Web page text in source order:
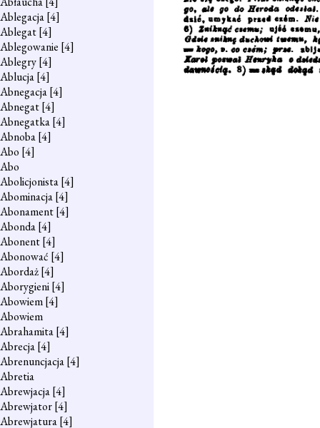
Ablegacja[4]
Ablegat[4]
Ablegowanie [4]
Ablegry[4]
Ablucja[4]
Abnegacja[4]
Abnegat[4]
Abnegatka[4]
Abnoba[4]
Abo [4]
Abo
Abolicjonista[4]
Abominacja[4]
Abonament[4]
Abonda[4]
Abonent[4]
Abonować [4]
Abordaż[4]
Aborygieni[4]
Abowiem[4]
Abowiem
Abrahamita[4]
Abrecja[4]
Abrenuncjacja[4]
Abretia
Abrewjacja[4]
Abrewjator[4]
Abrewjatura[4]